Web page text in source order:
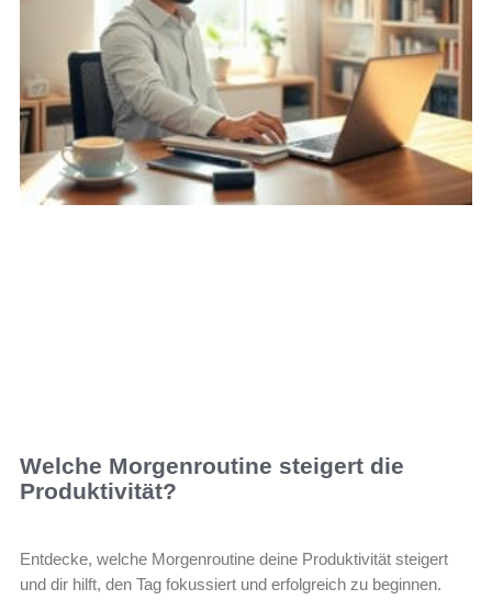
Welche Morgenroutine steigert die
Produktivität?
Entdecke, welche Morgenroutine deine Produktivität steigert
und dir hilft, den Tag fokussiert und erfolgreich zu beginnen.